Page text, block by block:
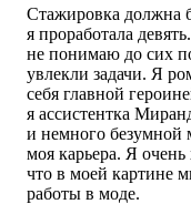
Стажировка должна
я проработала
не понимаю до сих
увлекли задачи. Я
себя главной
я ассистентка
и немного безумной
моя карьера. Я очень
что в моей картине
работы в моде.